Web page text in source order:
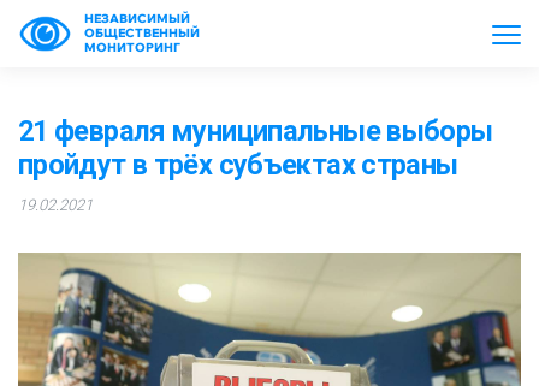
НЕЗАВИСИМЫЙ
ОБЩЕСТВЕННЫЙ
МОНИТОРИНГ
21 февраля муниципальные выборы
пройдут в трёх субъектах страны
19.02.2021